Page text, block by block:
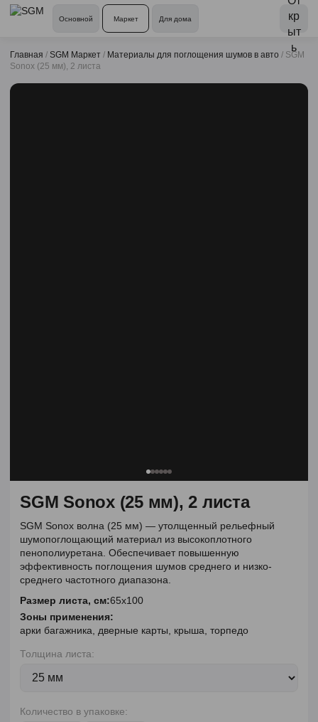
Основной Маркет Для дома
Главная / SGM Маркет / Материалы для поглощения шумов в авто / SGM
Sonox (25 мм), 2 листа
SGM Sonox (25 мм), 2 листа
SGM Sonox волна (25 мм) — утолщенный рельефный
шумопоглощающий материал из высокоплотного
пенополиуретана. Обеспечивает повышенную
эффективность поглощения шумов среднего и низко-
среднего частотного диапазона.
Размер листа, см:65х100
Зоны применения:
арки багажника, дверные карты, крыша, торпедо
Толщина листа:
Количество в упаковке: